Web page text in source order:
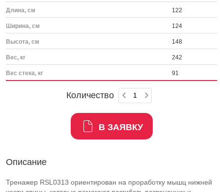
Длина, см 122
Ширина, см 124
Высота, см 148
Вес, кг 242
Вес стека, кг 91
Количество
В ЗАЯВКУ
Описание
Тренажер RSL0313 ориентирован на проработку мышц нижней